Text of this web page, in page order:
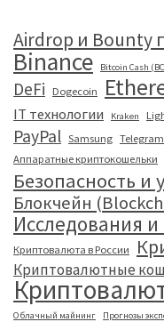
Airdrop и Bounty
Binance Bitcoin Cash
DeFi Dogecoin
IT технологии Kraken
PayPal Samsung Telegram
Аппаратные криптокошельки
Безопасность и
Блокчейн
Исследования
Криптовалюта в России
Криптовалютные
Облачный майнинг Прогнозы